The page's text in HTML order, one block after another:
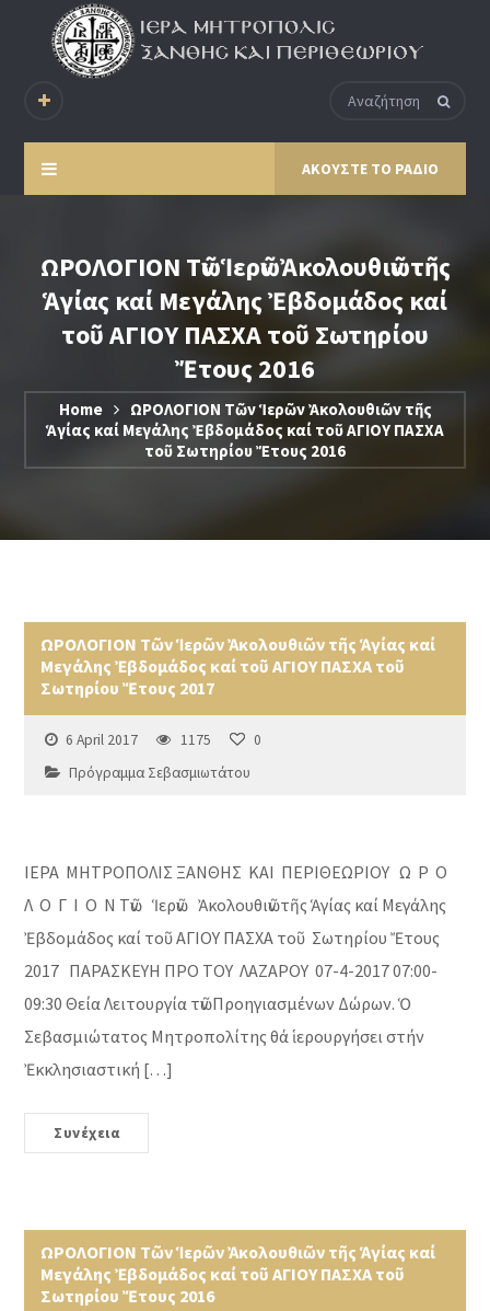
ΑΚΟΥΣΤΕ ΤΟ ΡΑΔΙΟ
ΩΡΟΛΟΓΙΟΝ Τῶν Ἱερῶν Ἀκολουθιῶν τῆς
Ἁγίας καί Μεγάλης Ἐβδομάδος καί
τοῦ ΑΓΙΟΥ ΠΑΣΧΑ τοῦ Σωτηρίου
Ἔτους 2016
Home
ΩΡΟΛΟΓΙΟΝ Τῶν Ἱερῶν Ἀκολουθιῶν τῆς
Ἁγίας καί Μεγάλης Ἐβδομάδος καί τοῦ ΑΓΙΟΥ ΠΑΣΧΑ
τοῦ Σωτηρίου Ἔτους 2016
ΩΡΟΛΟΓΙΟΝ Τῶν Ἱερῶν Ἀκολουθιῶν τῆς Ἁγίας καί
Μεγάλης Ἐβδομάδος καί τοῦ ΑΓΙΟΥ ΠΑΣΧΑ τοῦ
Σωτηρίου Ἔτους 2017
6 April 2017 1175
0
Πρόγραμμα Σεβασμιωτάτου
ΙΕΡΑ ΜΗΤΡΟΠΟΛΙΣ ΞΑΝΘΗΣ ΚΑΙ ΠΕΡΙΘΕΩΡΙΟΥ Ω Ρ Ο
Λ Ο Γ Ι Ο Ν Τῶν Ἱερῶν Ἀκολουθιῶν τῆς Ἁγίας καί Μεγάλης
Ἐβδομάδος καί τοῦ ΑΓΙΟΥ ΠΑΣΧΑ τοῦ Σωτηρίου Ἔτους
2017 ΠΑΡΑΣΚΕΥΗ ΠΡΟ ΤΟΥ ΛΑΖΑΡΟΥ 07-4-2017 07:00-
09:30 Θεία Λειτουργία τῶν Προηγιασμένων Δώρων. Ὁ
Σεβασμιώτατος Μητροπολίτης θά ἱερουργήσει στήν
Ἐκκλησιαστική […]
Συνέχεια
ΩΡΟΛΟΓΙΟΝ Τῶν Ἱερῶν Ἀκολουθιῶν τῆς Ἁγίας καί
Μεγάλης Ἐβδομάδος καί τοῦ ΑΓΙΟΥ ΠΑΣΧΑ τοῦ
Σωτηρίου Ἔτους 2016